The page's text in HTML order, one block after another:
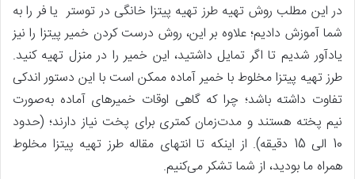
در این مطلب روش تهیه طرز تهیه پیتزا خانگی در توستر یا فر را به
شما آموزش دادیم؛ علاوه بر این، روش درست کردن خمیر پیتزا را نیز
یادآور شدیم تا اگر تمایل داشتید، این خمیر را در منزل تهیه کنید.
طرز تهیه پیتزا مخلوط با خمیر آماده ممکن است با این دستور اندکی
تفاوت داشته باشد؛ چرا که گاهی اوقات خمیرهای آماده به‌صورت
نیم پخته هستند و مدت‌زمان کمتری برای پخت نیاز دارند؛ (حدود
10 الی 15 دقیقه). از اینکه تا انتهای مقاله طرز تهیه پیتزا مخلوط
همراه ما بودید، از شما تشکر می‌کنیم.